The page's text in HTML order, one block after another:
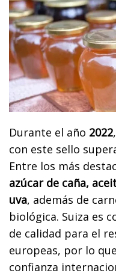
Durante el año 2022
con este sello
Entre los más
azúcar de caña,
uva, además de
biológica. Suiza es
de calidad para el
europeas, por lo
confianza